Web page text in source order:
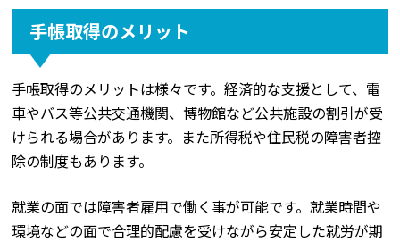
手帳取得のメリット
手帳取得のメリットは様々です。経済的な支援として、電
車やバス等公共交通機関、博物館など公共施設の割引が受
けられる場合があります。また所得税や住民税の障害者控
除の制度もあります。
就業の面では障害者雇用で働く事が可能です。就業時間や
環境などの面で合理的配慮を受けながら安定した就労が期